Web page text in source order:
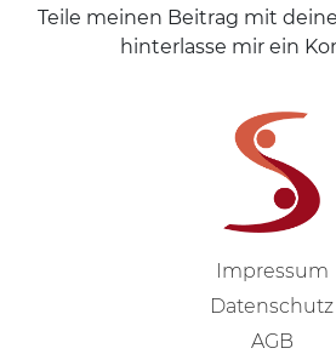
Teile meinen Beitrag mit
hinterlasse mir ein
Impressum
Datenschutz
AGB